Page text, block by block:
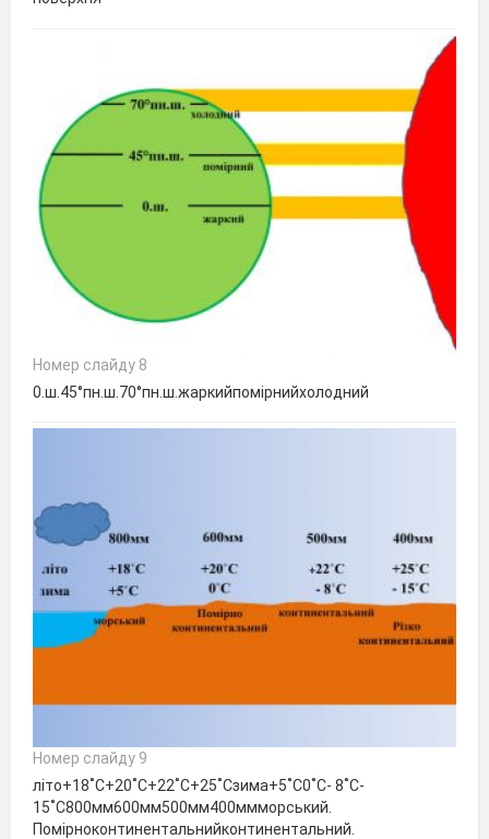
Номер слайду 8
0.ш.45°пн.ш.70°пн.ш.жаркийпомірнийхолодний
Номер слайду 9
літо+18˚С+20˚С+22˚С+25˚Сзима+5˚С0˚С- 8˚С-
15˚С800мм600мм500мм400ммморський.
Помірноконтинентальнийконтинентальний.